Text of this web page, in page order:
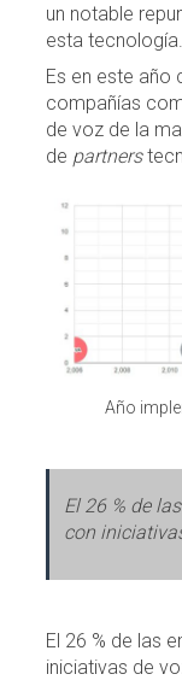
un notable
esta tecnología.
Es en este año
compañías
de voz de la
de partners
Año
El 26 % de
con
El 26 % de las
iniciativas de